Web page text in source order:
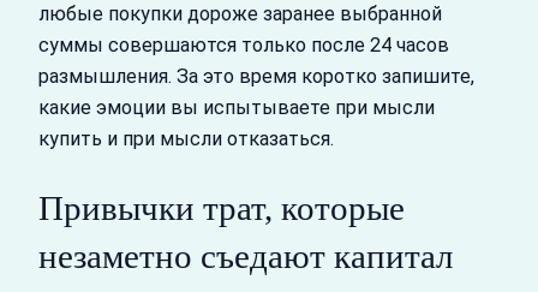
любые покупки дороже заранее выбранной
суммы совершаются только после 24 часов
размышления. За это время коротко запишите,
какие эмоции вы испытываете при мысли
купить и при мысли отказаться.
Привычки трат, которые
незаметно съедают капитал